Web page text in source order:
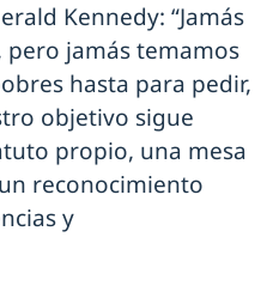
Kennedy: “Jamás
jamás temamos
hasta para pedir,
objetivo sigue
propio, una mesa
reconocimiento
y